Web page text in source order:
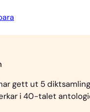
gett ut 5
i 40-talet